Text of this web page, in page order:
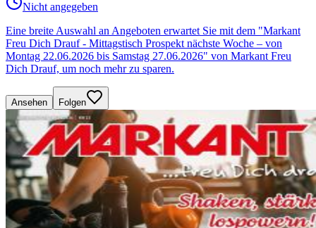
Nicht angegeben
Eine breite Auswahl an Angeboten erwartet Sie mit dem "Markant
Freu Dich Drauf - Mittagstisch Prospekt nächste Woche – von
Montag 22.06.2026 bis Samstag 27.06.2026" von Markant Freu
Dich Drauf, um noch mehr zu sparen.
Ansehen Folgen